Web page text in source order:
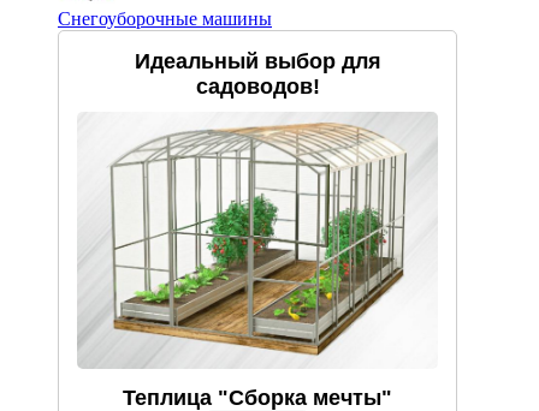
Снегоуборочные машины
Идеальный выбор для
садоводов!
Теплица "Сборка мечты"